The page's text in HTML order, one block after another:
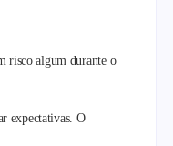
risco algum durante o
expectativas. O